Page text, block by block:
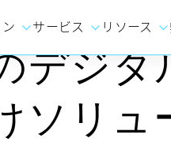
サービス リソース
デジタ
ソリュ